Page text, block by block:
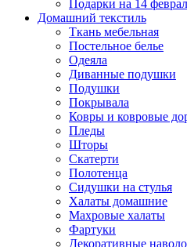
Подарки на 14
Домашний текстиль
Ткань мебельная
Постельное белье
Одеяла
Диванные подушки
Подушки
Покрывала
Ковры и ковровые
Пледы
Шторы
Скатерти
Полотенца
Сидушки на стулья
Халаты домашние
Махровые халаты
Фартуки
Декоративные